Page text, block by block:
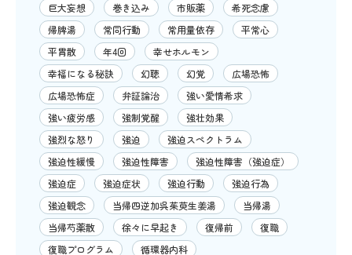
巨大妄想
巻き込み 市販薬
希死念慮
帰脾湯
常同行動 常用量依存
平常心
平胃散
年4回
幸せホルモン
幸福になる秘訣
幻聴 幻覚
広場恐怖
広場恐怖症
弁証論治
強い愛情希求
強い疲労感
強制覚醒
強壮効果
強烈な怒り
強迫
強迫スペクトラム
強迫性緩慢
強迫性障害
強迫性障害（強迫症）
強迫症
強迫症状 強迫行動
強迫行為
強迫観念
当帰四逆加呉茱萸生姜湯
当帰湯
当帰芍薬散
徐々に早起き 復帰前
復職
復職プログラム
循環器内科